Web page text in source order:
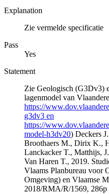
Explanation
Zie vermelde specificatie
Pass
Yes
Statement
Zie Geologisch (G3Dv3)
lagenmodel van
https://
g3dv3 en
https://
model-h3dv20) Deckers
Broothaers M., Dirix K.,
Lanckacker T., Matthijs,
Van Haren T., 2019.
Vlaams Planbureau voor
Omgeving) en Vlaamse
2018/RMA/R/1569, 286p